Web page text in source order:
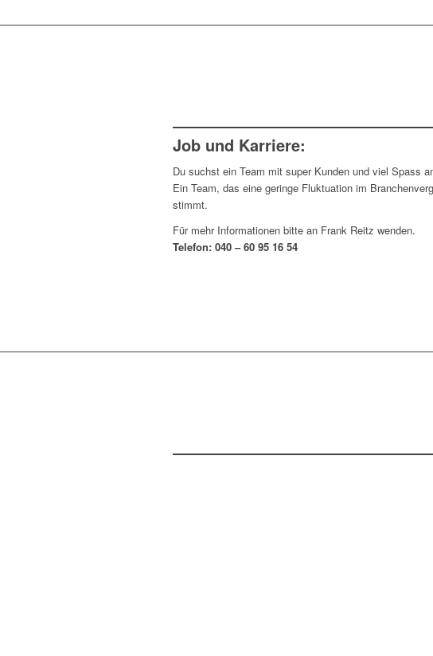
Job und Karriere:
Du suchst ein Team mit super Kunden und viel Spass
Ein Team, das eine geringe Fluktuation im
stimmt.
Für mehr Informationen bitte an Frank Reitz wenden.
Telefon: 040 – 60 95 16 54